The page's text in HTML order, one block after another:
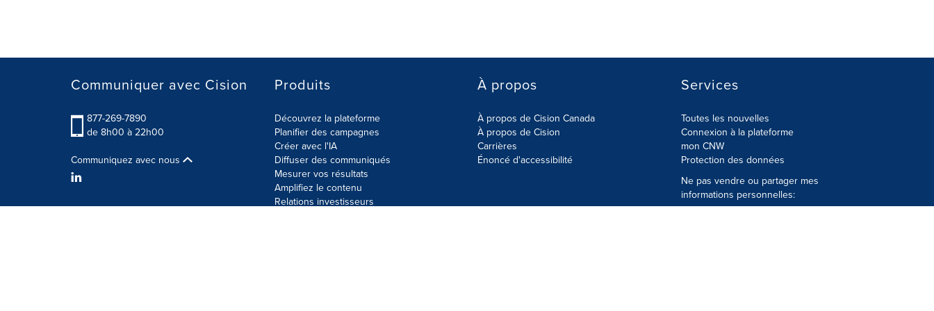
Communiquer avec Cision
877-269-7890
de 8h00 à 22h00
Communiquez avec nous
Produits
Découvrez la plateforme
Planifier des campagnes
Créer avec l'IA
Diffuser des communiqués
Mesurer vos résultats
Amplifiez le contenu
Relations investisseurs
À propos
À propos de Cision Canada
À propos de Cision
Carrières
Énoncé d'accessibilité
Services
Toutes les nouvelles
Connexion à la plateforme
mon CNW
Protection des données
Ne pas vendre ou partager mes
informations personnelles: